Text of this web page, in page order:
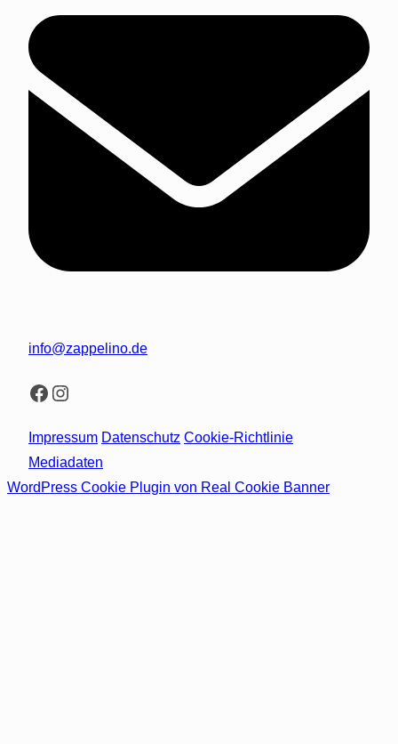
info@zappelino.de
Facebook
Instagram
Impressum Datenschutz Cookie-Richtlinie
Mediadaten
WordPress Cookie Plugin von Real Cookie Banner